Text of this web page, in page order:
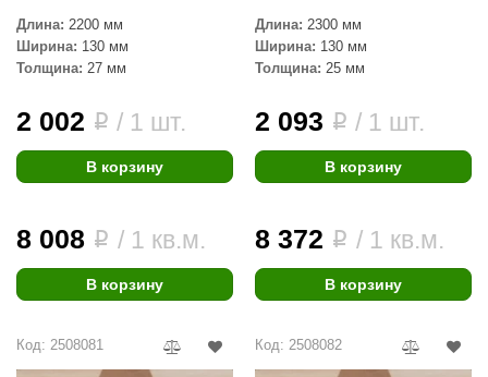
Snow
Длина: 2200 мм
Ширина: 130 мм
Толщина: 27 мм
2 002 i / 1 шт.
В корзину
8 008 i / 1 кв.м.
В корзину
Длина: 2300 мм
Ширина: 130 мм
Толщина: 25 мм
2 093 i / 1 шт.
В корзину
8 372 i / 1 кв.м.
В корзину
Код: 2508081 Код: 2508082